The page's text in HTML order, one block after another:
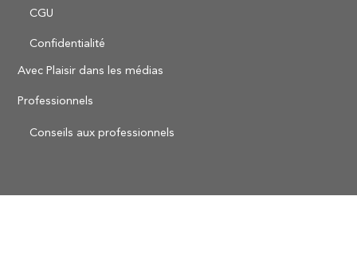
CGU
Confidentialité
Avec Plaisir dans les médias
Professionnels
Conseils aux professionnels